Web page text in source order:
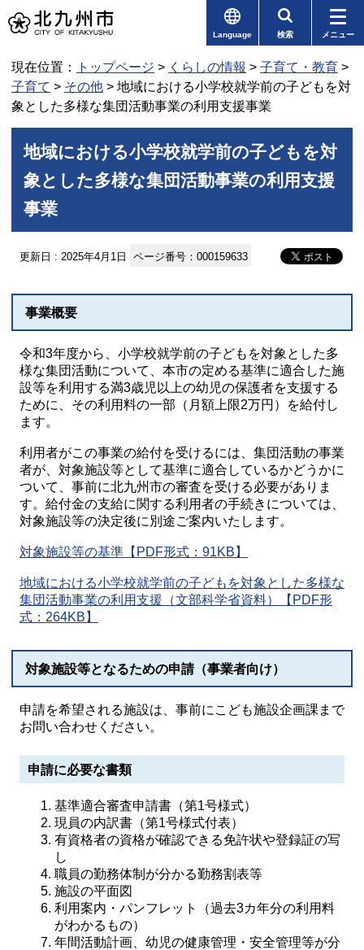
Language 検索 メニュー
現在位置： トップページ > くらしの情報 > 子育て・教育 >
子育て > その他 > 地域における小学校就学前の子どもを対
象とした多様な集団活動事業の利用支援事業
地域における小学校就学前の子どもを対
象とした多様な集団活動事業の利用支援
事業
更新日 : 2025年4月1日 ページ番号：000159633
事業概要
令和3年度から、小学校就学前の子どもを対象とした多
様な集団活動について、本市の定める基準に適合した施
設等を利用する満3歳児以上の幼児の保護者を支援する
ために、その利用料の一部（月額上限2万円）を給付し
ます。
利用者がこの事業の給付を受けるには、集団活動の事業
者が、対象施設等として基準に適合しているかどうかに
ついて、事前に北九州市の審査を受ける必要がありま
す。給付金の支給に関する利用者の手続きについては、
対象施設等の決定後に別途ご案内いたします。
対象施設等の基準【PDF形式：91KB】
地域における小学校就学前の子どもを対象とした多様な
集団活動事業の利用支援（文部科学省資料）【PDF形
式：264KB】
対象施設等となるための申請（事業者向け）
申請を希望される施設は、事前にこども施設企画課まで
お問い合わせください。
申請に必要な書類
基準適合審査申請書（第1号様式）
現員の内訳書（第1号様式付表）
有資格者の資格が確認できる免許状や登録証の写
し
職員の勤務体制が分かる勤務割表等
施設の平面図
利用案内・パンフレット（過去3カ年分の利用料
がわかるもの）
年間活動計画、幼児の健康管理・安全管理等が分